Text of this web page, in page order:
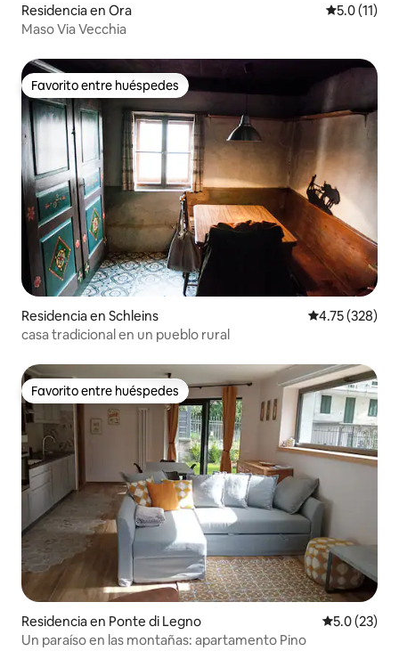
Residencia en Ora Calificación
5.0 (11)
Maso Via Vecchia
Favorito entre huéspedes
Favorito entre huéspedes
Residencia en Schleins Calificación
4.75 (328)
casa tradicional en un pueblo rural
Favorito entre huéspedes
Favorito entre huéspedes
Residencia en Ponte di Legno Calificación
5.0 (23)
Un paraíso en las montañas: apartamento Pino